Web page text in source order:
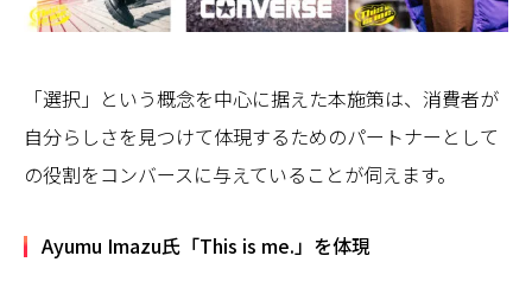
「選択」という概念を中心に据えた本施策は、消費者が
自分らしさを見つけて体現するためのパートナーとして
の役割をコンバースに与えていることが伺えます。
Ayumu Imazu氏「This is me.」を体現